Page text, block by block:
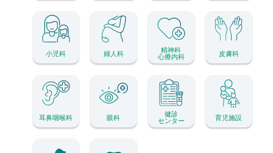
小児科 婦人科 精神科
心療内科 皮膚科
耳鼻咽喉科 眼科 健診
センター 育児施設